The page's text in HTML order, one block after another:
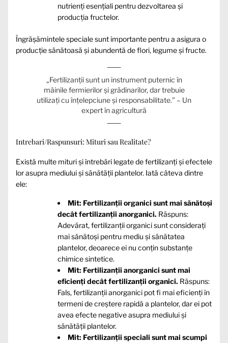
nutrienți esențiali pentru dezvoltarea și
producția fructelor.
Îngrășămintele speciale sunt importante pentru a asigura o
producție sănătoasă și abundentă de flori, legume și fructe.
„Fertilizanții sunt un instrument puternic în
mâinile fermierilor și grădinarilor, dar trebuie
utilizați cu înțelepciune și responsabilitate.” – Un
expert în agricultură
Intrebari/Raspunsuri: Mituri sau Realitate?
Există multe mituri și întrebări legate de fertilizanți și efectele
lor asupra mediului și sănătății plantelor. Iată câteva dintre
ele:
Mit: Fertilizanții organici sunt mai sănătoși
decât fertilizanții anorganici. Răspuns:
Adevărat, fertilizanții organici sunt considerați
mai sănătoși pentru mediu și sănătatea
plantelor, deoarece ei nu conțin substanțe
chimice sintetice.
Mit: Fertilizanții anorganici sunt mai
eficienți decât fertilizanții organici. Răspuns:
Fals, fertilizanții anorganici pot fi mai eficienți în
termeni de creștere rapidă a plantelor, dar ei pot
avea efecte negative asupra mediului și
sănătății plantelor.
Mit: Fertilizanții speciali sunt mai scumpi